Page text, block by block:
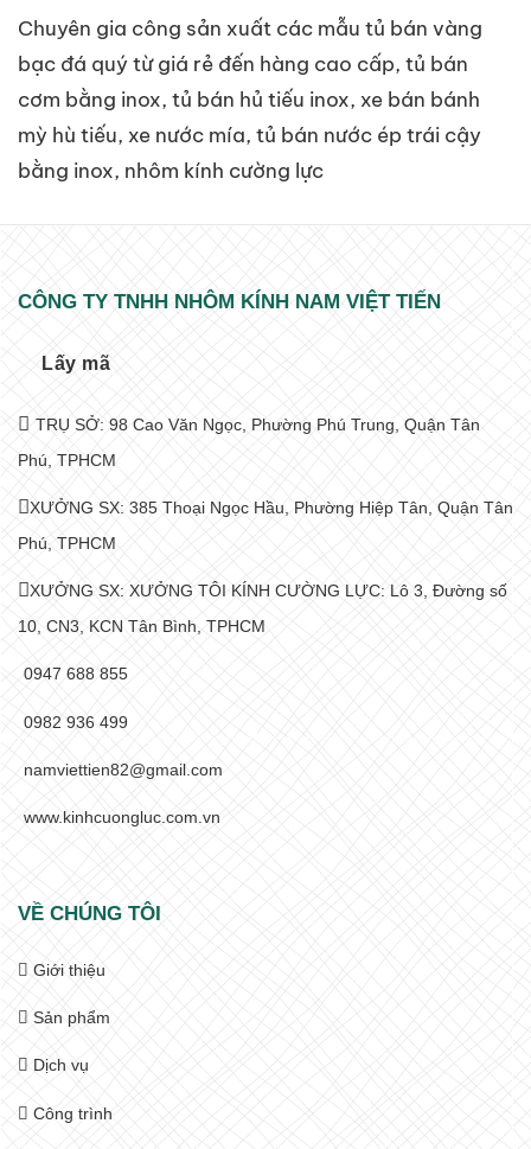
Chuyên gia công sản xuất các mẫu tủ bán vàng
bạc đá quý từ giá rẻ đến hàng cao cấp, tủ bán
cơm bằng inox, tủ bán hủ tiếu inox, xe bán bánh
mỳ hù tiếu, xe nước mía, tủ bán nước ép trái cậy
bằng inox, nhôm kính cường lực
CÔNG TY TNHH NHÔM KÍNH NAM VIỆT TIẾN
Lấy mã
TRỤ SỞ: 98 Cao Văn Ngọc, Phường Phú Trung, Quận Tân
Phú, TPHCM
XƯỞNG SX: 385 Thoại Ngọc Hầu, Phường Hiệp Tân, Quận Tân
Phú, TPHCM
XƯỞNG SX: XƯỞNG TÔI KÍNH CƯỜNG LỰC: Lô 3, Đường số
10, CN3, KCN Tân Bình, TPHCM
0947 688 855
0982 936 499
namviettien82@gmail.com
www.kinhcuongluc.com.vn
VỀ CHÚNG TÔI
Giới thiệu
Sản phẩm
Dịch vụ
Công trình